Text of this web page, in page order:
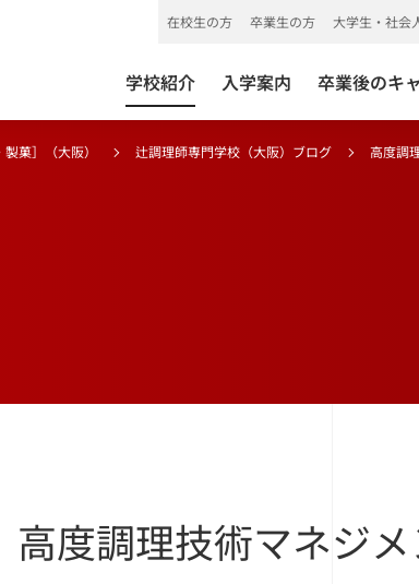
学校紹介 入学案内 卒業後のキ
在校生の方 卒業生の方 大学生・社会
菓］（大阪） 辻調理師専門学校（大阪）ブログ 高度調
高度調理技術マネジ